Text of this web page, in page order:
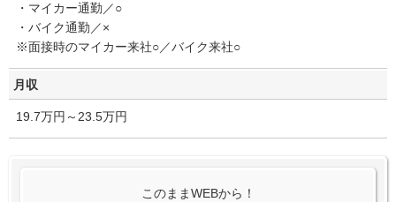
・マイカー通勤／○
・バイク通勤／×
※面接時のマイカー来社○／バイク来社○
月収
19.7万円～23.5万円
このままWEBから！